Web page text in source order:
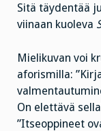
Sitä täydentää
viinaan kuoleva
Mielikuvan voi
aforismilla:
On elettävä
”Itseoppineet